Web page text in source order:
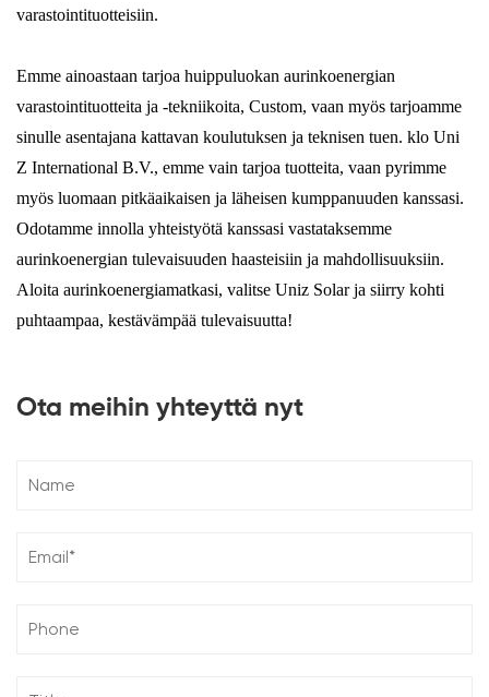
varastointituotteisiin.
Emme ainoastaan ​​tarjoa huippuluokan aurinkoenergian
varastointituotteita ja -tekniikoita, Custom, vaan myös tarjoamme
sinulle asentajana kattavan koulutuksen ja teknisen tuen. klo Uni
Z International B.V., emme vain tarjoa tuotteita, vaan pyrimme
myös luomaan pitkäaikaisen ja läheisen kumppanuuden kanssasi.
Odotamme innolla yhteistyötä kanssasi vastataksemme
aurinkoenergian tulevaisuuden haasteisiin ja mahdollisuuksiin.
Aloita aurinkoenergiamatkasi, valitse Uniz Solar ja siirry kohti
puhtaampaa, kestävämpää tulevaisuutta!
Ota meihin yhteyttä nyt